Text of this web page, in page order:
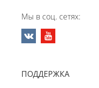
Мы в соц. сетях:
ПОДДЕРЖКА